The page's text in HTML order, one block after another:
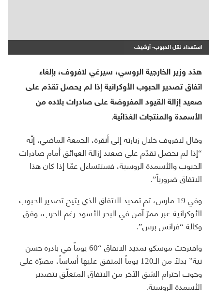
استعداد نقل الحبوب- أرشيف
هدّد وزير الخارجية الروسي، سيرغي لافروف، بإلغاء
اتفاق تصدير الحبوب الأوكرانية إذا لم يحصل تقدّم على
صعيد إزالة القيود المفروضة على صادرات بلاده من
الأسمدة والمنتجات الغذائية.
وقال لافروف خلال زيارته إلى أنقرة، الجمعة الماضي، إنّه
“إذا لم يحصل تقدّم على صعيد إزالة العوائق أمام صادرات
الحبوب والأسمدة الروسية، فسنتساءل عمّا إذا كان هذا
الاتفاق ضرورياً”.
وفي 19 مارس، تم تمديد الاتفاق الذي يتيح تصدير الحبوب
الأوكرانية عبر ممرّ آمن في البحر الأسود رغم الحرب، وفق
وكالة “فرانس برس”.
واقترحت موسكو تمديد الاتفاق “60 يوماً في بادرة حسن
نية” بدلاً من الـ120 يوماً المتفق عليها أساساً، مصرّة على
وجوب احترام الشق الآخر من الاتفاق المتعلّق بتصدير
الأسمدة الروسية.